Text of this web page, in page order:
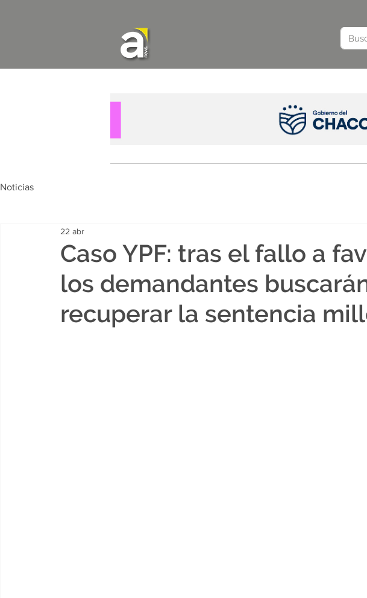
Noticias
Caso YPF: tras el fallo a
los demandantes
recuperar la sentencia
22 abr